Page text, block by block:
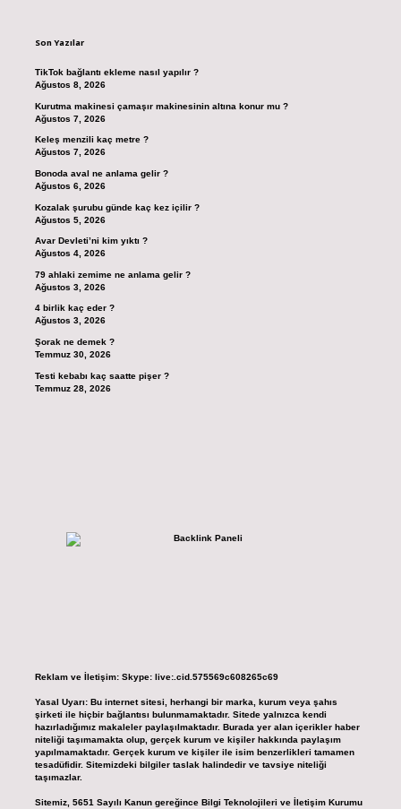
Son Yazılar
TikTok bağlantı ekleme nasıl yapılır ?
Ağustos 8, 2026
Kurutma makinesi çamaşır makinesinin altına konur mu ?
Ağustos 7, 2026
Keleş menzili kaç metre ?
Ağustos 7, 2026
Bonoda aval ne anlama gelir ?
Ağustos 6, 2026
Kozalak şurubu günde kaç kez içilir ?
Ağustos 5, 2026
Avar Devleti’ni kim yıktı ?
Ağustos 4, 2026
79 ahlaki zemime ne anlama gelir ?
Ağustos 3, 2026
4 birlik kaç eder ?
Ağustos 3, 2026
Şorak ne demek ?
Temmuz 30, 2026
Testi kebabı kaç saatte pişer ?
Temmuz 28, 2026
Reklam ve İletişim: Skype: live:.cid.575569c608265c69
Yasal Uyarı: Bu internet sitesi, herhangi bir marka, kurum veya şahıs
şirketi ile hiçbir bağlantısı bulunmamaktadır. Sitede yalnızca kendi
hazırladığımız makaleler paylaşılmaktadır. Burada yer alan içerikler haber
niteliği taşımamakta olup, gerçek kurum ve kişiler hakkında paylaşım
yapılmamaktadır. Gerçek kurum ve kişiler ile isim benzerlikleri tamamen
tesadüfidir. Sitemizdeki bilgiler taslak halindedir ve tavsiye niteliği
taşımazlar.
Sitemiz, 5651 Sayılı Kanun gereğince Bilgi Teknolojileri ve İletişim Kurumu